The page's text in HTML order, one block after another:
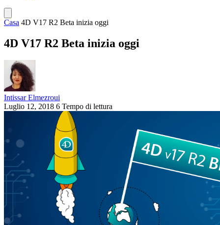
Casa 4D V17 R2 Beta inizia oggi
4D V17 R2 Beta inizia oggi
Intissar Elmezroui
Luglio 12, 2018 6 Tempo di lettura